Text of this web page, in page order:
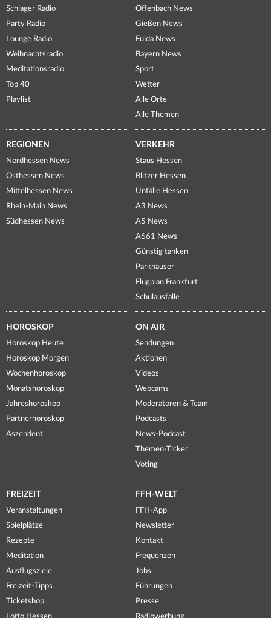
Schlager Radio
Party Radio
Lounge Radio
Weihnachtsradio
Meditationsradio
Top 40
Playlist
Offenbach News
Gießen News
Fulda News
Bayern News
Sport
Wetter
Alle Orte
Alle Themen
REGIONEN
Nordhessen News
Osthessen News
Mittelhessen News
Rhein-Main News
Südhessen News
VERKEHR
Staus Hessen
Blitzer Hessen
Unfälle Hessen
A3 News
A5 News
A661 News
Günstig tanken
Parkhäuser
Flugplan Frankfurt
Schulausfälle
HOROSKOP
Horoskop Heute
Horoskop Morgen
Wochenhoroskop
Monatshoroskop
Jahreshoroskop
Partnerhoroskop
Aszendent
ON AIR
Sendungen
Aktionen
Videos
Webcams
Moderatoren & Team
Podcasts
News-Podcast
Themen-Ticker
Voting
FREIZEIT
Veranstaltungen
Spielplätze
Rezepte
Meditation
Ausflugsziele
Freizeit-Tipps
Ticketshop
Lotto Hessen
FFH-WELT
FFH-App
Newsletter
Kontakt
Frequenzen
Jobs
Führungen
Presse
Radiowerbung